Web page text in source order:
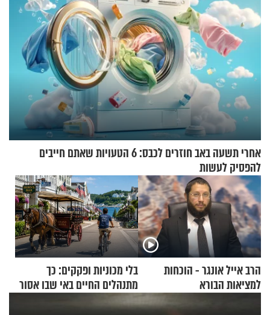
אחרי תשעה באב חוזרים לכבס: 6 הטעויות שאתם חייבים
להפסיק לעשות
הרב אייל אונגר - הוכחות
למציאות הבורא
בלי מכוניות ופקקים: כך
מתנהלים החיים באי שבו אסור
לנהוג כבר יותר מ-120 שנה